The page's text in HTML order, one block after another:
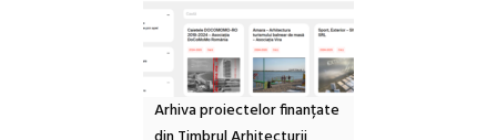
Arhiva proiectelor finanțate